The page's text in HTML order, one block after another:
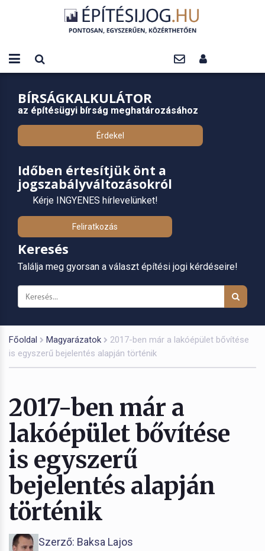
BÍRSÁGKALKULÁTOR
az építésügyi bírság meghatározásához
Érdekel
Időben értesítjük önt a
jogszabályváltozásokról
Kérje INGYENES hírlevelünket!
Feliratkozás
Keresés
Találja meg gyorsan a választ építési jogi kérdéseire!
Főoldal Magyarázatok
2017-ben már a lakóépület bővítése
is egyszerű bejelentés alapján történik
2017-ben már a
lakóépület bővítése
is egyszerű
bejelentés alapján
történik
Szerző: Baksa Lajos